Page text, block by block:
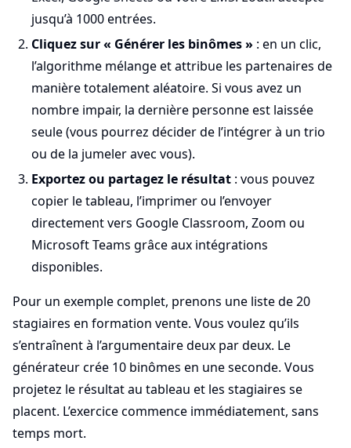
jusqu’à 1000 entrées.
Cliquez sur « Générer les binômes » : en un clic,
l’algorithme mélange et attribue les partenaires de
manière totalement aléatoire. Si vous avez un
nombre impair, la dernière personne est laissée
seule (vous pourrez décider de l’intégrer à un trio
ou de la jumeler avec vous).
Exportez ou partagez le résultat : vous pouvez
copier le tableau, l’imprimer ou l’envoyer
directement vers Google Classroom, Zoom ou
Microsoft Teams grâce aux intégrations
disponibles.
Pour un exemple complet, prenons une liste de 20
stagiaires en formation vente. Vous voulez qu’ils
s’entraînent à l’argumentaire deux par deux. Le
générateur crée 10 binômes en une seconde. Vous
projetez le résultat au tableau et les stagiaires se
placent. L’exercice commence immédiatement, sans
temps mort.